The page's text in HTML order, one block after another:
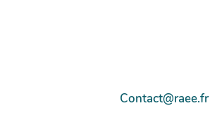
Contact@raee.fr